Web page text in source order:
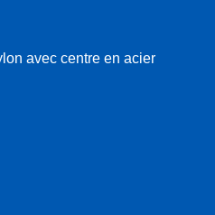
avec centre en acier